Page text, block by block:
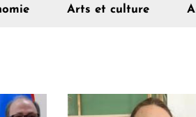
Arts et culture